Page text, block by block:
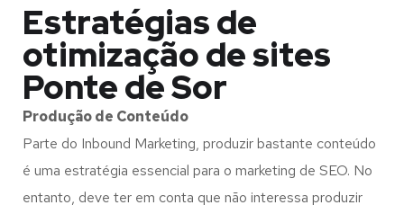
Estratégias de
otimização de sites
Ponte de Sor
Produção de Conteúdo
Parte do Inbound Marketing, produzir bastante conteúdo
é uma estratégia essencial para o marketing de SEO. No
entanto, deve ter em conta que não interessa produzir